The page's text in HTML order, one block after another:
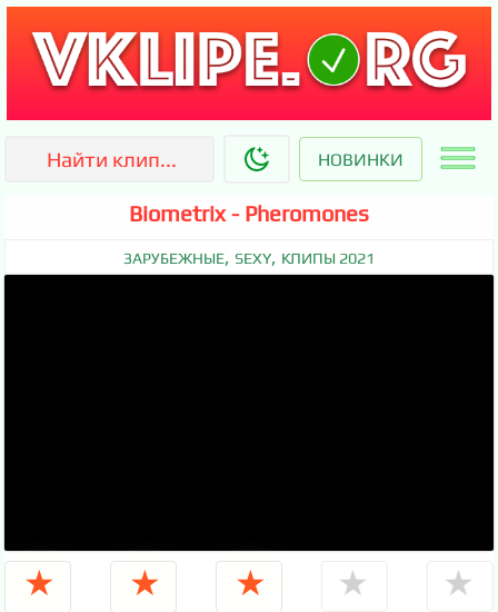
НОВИНКИ
Biometrix - Pheromones
ЗАРУБЕЖНЫЕ, SEXY, КЛИПЫ 2021
★ ★ ★ ★ ★